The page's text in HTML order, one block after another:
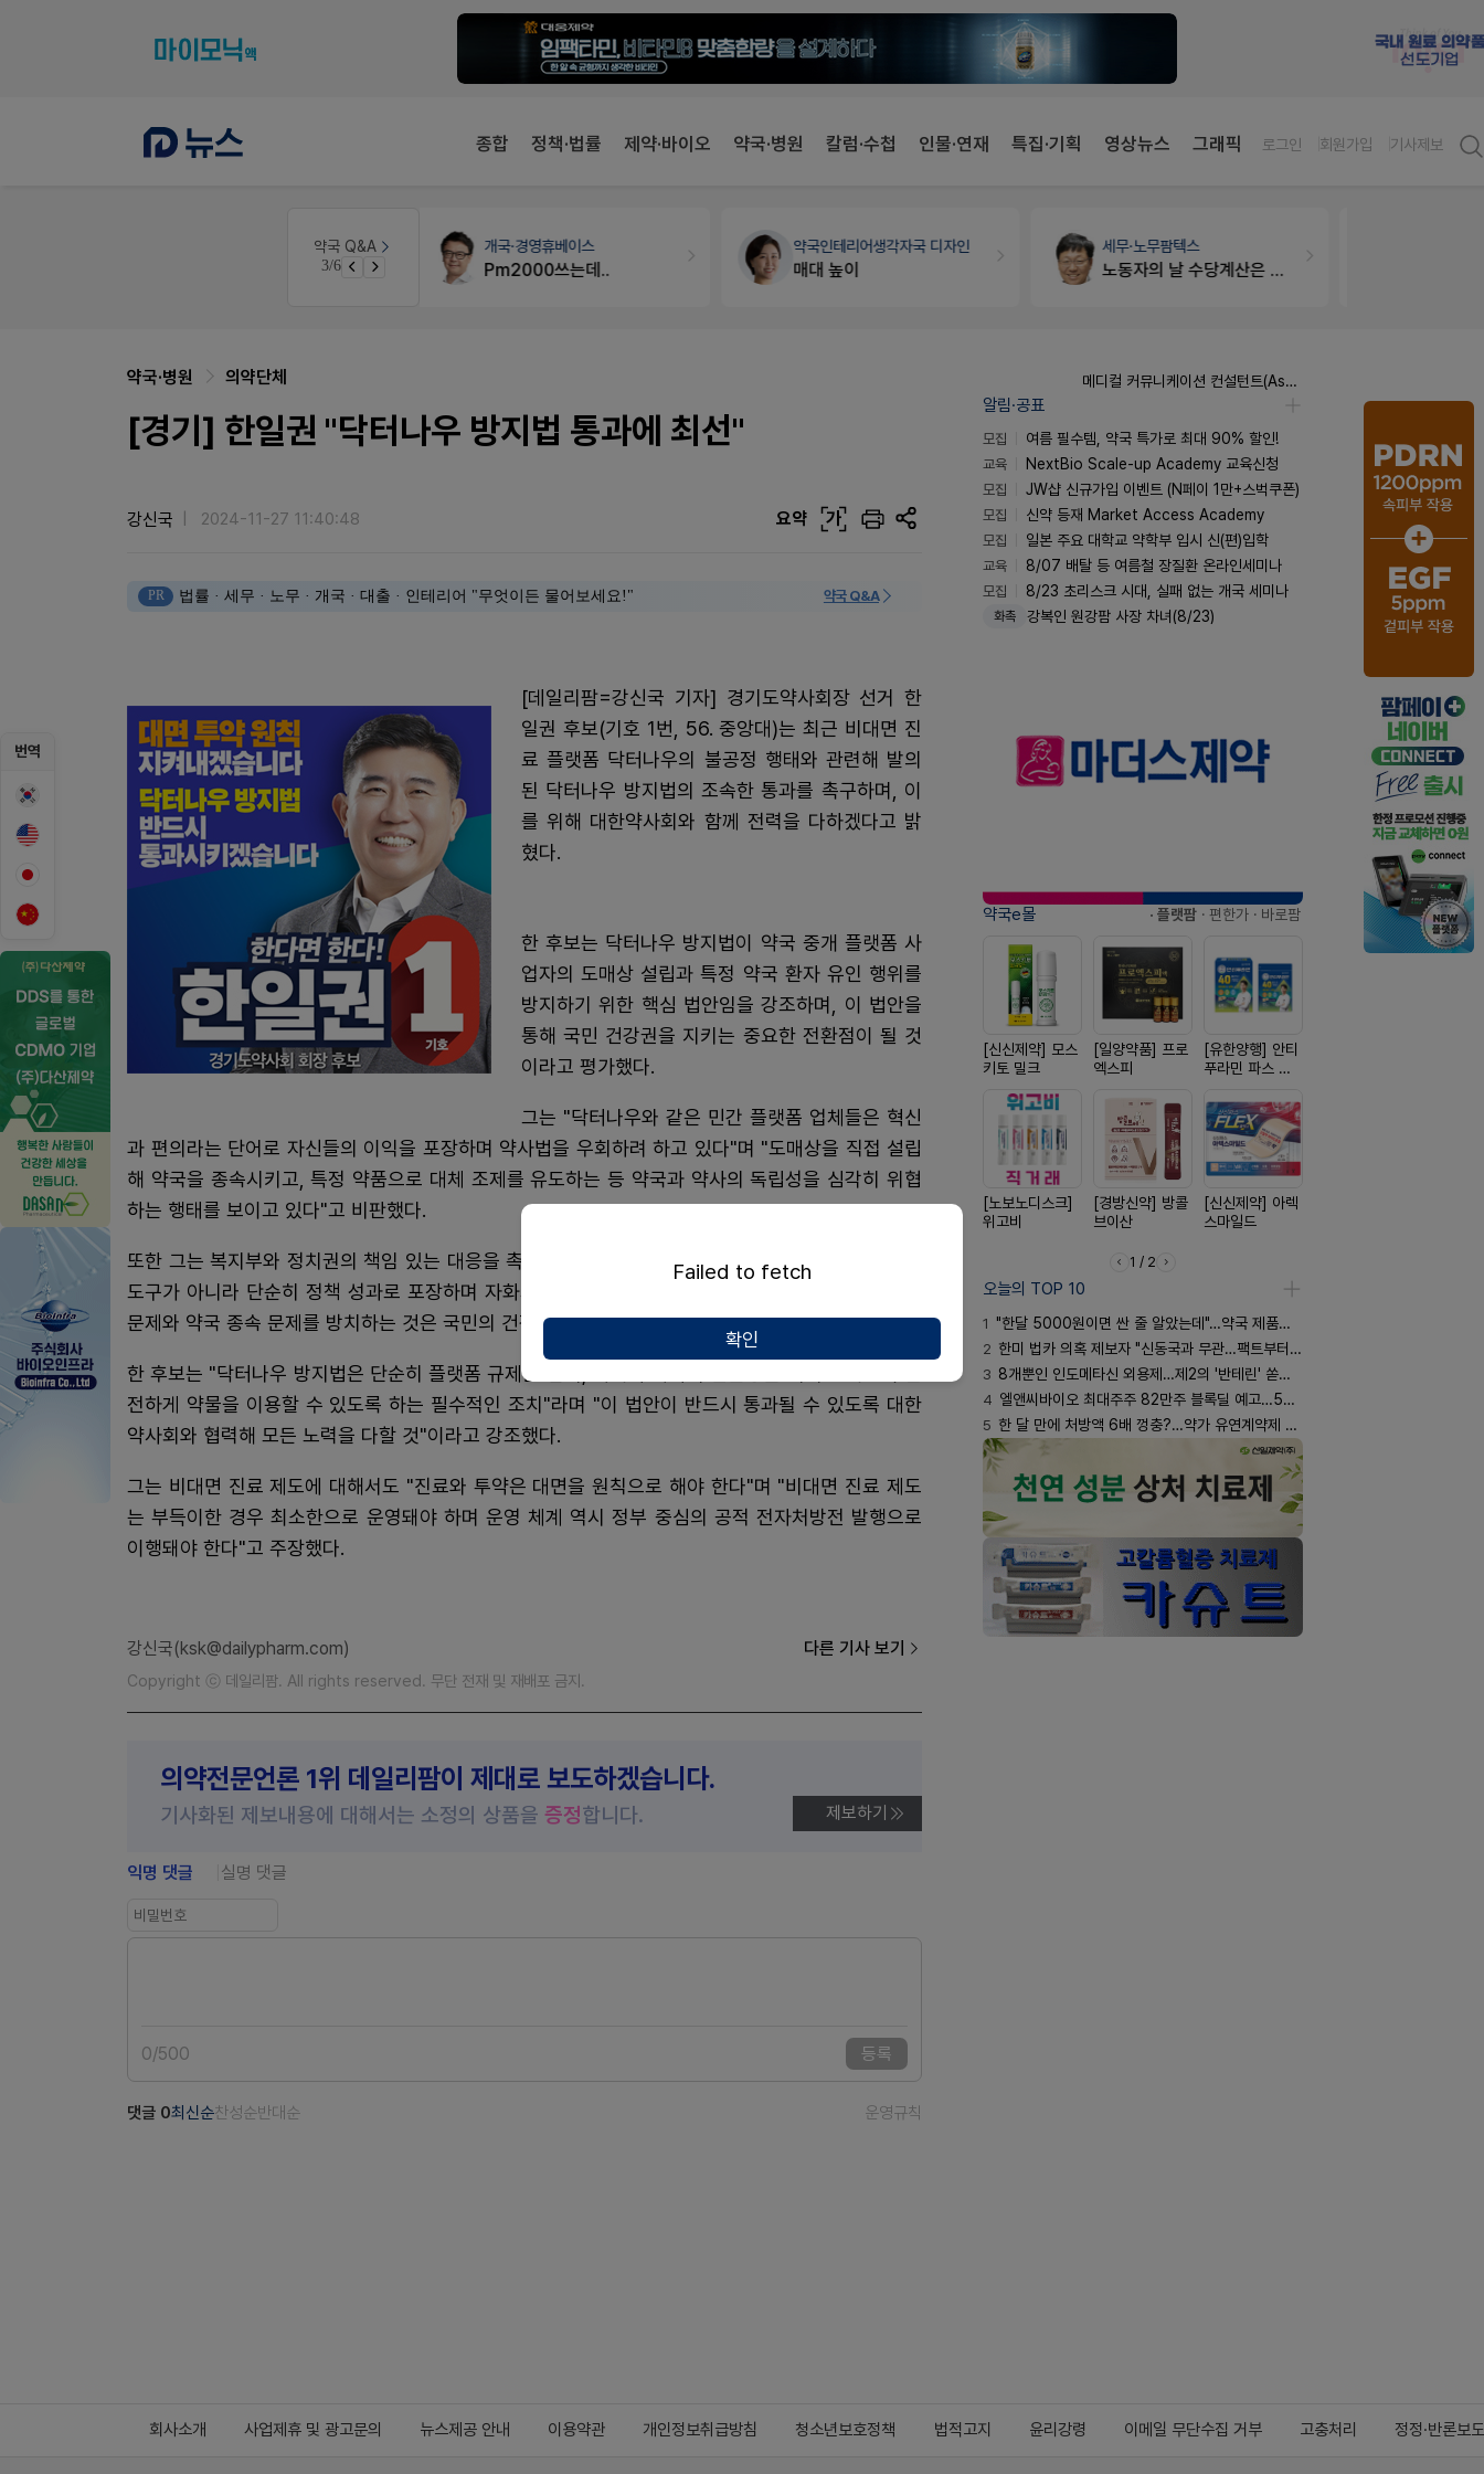
종합 정책·법률 제약·바이오 약국·병원 칼럼·수첩 인물·연재 특집·기획 영상뉴스 그래픽 로그인 회원가입 기사제보
약국 Q&A
4/6
개국·경영휴베이스
Pm2000쓰는데..
약국인테리어생각자국 디자인
매대 높이
세무·노무팜텍스
노동자의 날 수당계산은 어떻게 되나요
번역
약국·병원 의약단체
[경기] 한일권 "닥터나우 방지법 통과에 최선"
강신국 2024-11-27 11:40:48 요약 가
PR 법률 · 세무 · 노무 · 개국 · 대출 · 인테리어 "무엇이든 물어보세요!" 약국 Q&A
[데일리팜=강신국 기자] 경기도약사회장 선거 한
일권 후보(기호 1번, 56. 중앙대)는 최근 비대면 진
료 플랫폼 닥터나우의 불공정 행태와 관련해 발의
된 닥터나우 방지법의 조속한 통과를 촉구하며, 이
를 위해 대한약사회와 함께 전력을 다하겠다고 밝
혔다.
한 후보는 닥터나우 방지법이 약국 중개 플랫폼 사
업자의 도매상 설립과 특정 약국 환자 유인 행위를
방지하기 위한 핵심 법안임을 강조하며, 이 법안을
통해 국민 건강권을 지키는 중요한 전환점이 될 것
이라고 평가했다.
그는 "닥터나우와 같은 민간 플랫폼 업체들은 혁신
과 편의라는 단어로 자신들의 이익을 포장하며 약사법을 우회하려 하고 있다"며 "도매상을 직접 설립
해 약국을 종속시키고, 특정 약품으로 대체 조제를 유도하는 등 약국과 약사의 독립성을 심각히 위협
하는 행태를 보이고 있다"고 비판했다.
또한 그는 복지부와 정치권의 책임 있는 대응을 촉구하며 "복지부는 비대면 진료를 국민 건강을 위한
도구가 아니라 단순히 정책 성과로 포장하며 자화자찬에만 급급하다"며 "비대면 진료의 약물 오남용
문제와 약국 종속 문제를 방치하는 것은 국민의 건강권을 외면하는 것과 다름없다"고 지적했다.
한 후보는 "닥터나우 방지법은 단순히 플랫폼 규제를 넘어, 약국과 약사의 전문성을 지키고 국민이 안
전하게 약물을 이용할 수 있도록 하는 필수적인 조치"라며 "이 법안이 반드시 통과될 수 있도록 대한
약사회와 협력해 모든 노력을 다할 것"이라고 강조했다.
그는 비대면 진료 제도에 대해서도 "진료와 투약은 대면을 원칙으로 해야 한다"며 "비대면 진료 제도
는 부득이한 경우 최소한으로 운영돼야 하며 운영 체계 역시 정부 중심의 공적 전자처방전 발행으로
이행돼야 한다"고 주장했다.
강신국(ksk@dailypharm.com) 다른 기사 보기
Copyright ⓒ 데일리팜. All rights reserved. 무단 전재 및 재배포 금지.
의약전문언론 1위 데일리팜이 제대로 보도하겠습니다.
기사화된 제보내용에 대해서는 소정의 상품을 증정합니다. 제보하기
익명 댓글 실명 댓글
0/500 등록
댓글 0최신순찬성순반대순 운영규칙
메디컬 커뮤니케이션 컨설턴트(Associate) / 메디컬라이터 채용
알림·공표
모집
여름 필수템, 약국 특가로 최대 90% 할인!
교육
NextBio Scale-up Academy 교육신청
모집
JW샵 신규가입 이벤트 (N페이 1만+스벅쿠폰)
모집
신약 등재 Market Access Academy
모집
일본 주요 대학교 약학부 입시 신(편)입학
교육
8/07 배탈 등 여름철 장질환 온라인세미나
모집
8/23 초리스크 시대, 실패 없는 개국 세미나
화촉 강복인 원강팜 사장 차녀(8/23)
약국e몰 · 플랫팜 · 편한가 · 바로팜
[신신제약] 모스
키토 밀크
[일양약품] 프로
엑스피
[유한양행] 안티
푸라민 파스 시
[노보노디스크]
위고비
[경방신약] 방콜
브이산
[신신제약] 아렉
스마일드
1 / 2
오늘의 TOP 10
1 "한달 5000원이면 싼 줄 알았는데"…약국 제품과 비교해보니
2 한미 법카 의혹 제보자 "신동국과 무관…팩트부터 따져야"
3 8개뿐인 인도메타신 외용제…제2의 '반테린' 쏟아지나
4 엘앤씨바이오 최대주주 82만주 블록딜 예고…500억 규모
5 한 달 만에 처방액 6배 껑충?…약가 유연계약제 착시효과
회사소개 사업제휴 및 광고문의 뉴스제공 안내 이용약관 개인정보취급방침 청소년보호정책 법적고지 윤리강령 이메일 무단수집 거부 고충처리 정정·반론보도
Failed to fetch
확인